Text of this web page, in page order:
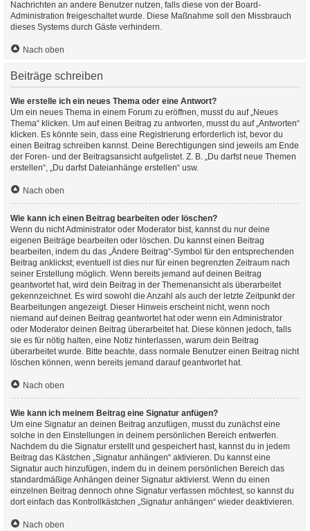
Nachrichten an andere Benutzer nutzen, falls diese von der Board-
Administration freigeschaltet wurde. Diese Maßnahme soll den Missbrauch
dieses Systems durch Gäste verhindern.
Nach oben
Beiträge schreiben
Wie erstelle ich ein neues Thema oder eine Antwort?
Um ein neues Thema in einem Forum zu eröffnen, musst du auf „Neues
Thema“ klicken. Um auf einen Beitrag zu antworten, musst du auf „Antworten“
klicken. Es könnte sein, dass eine Registrierung erforderlich ist, bevor du
einen Beitrag schreiben kannst. Deine Berechtigungen sind jeweils am Ende
der Foren- und der Beitragsansicht aufgelistet. Z. B. „Du darfst neue Themen
erstellen“, „Du darfst Dateianhänge erstellen“ usw.
Nach oben
Wie kann ich einen Beitrag bearbeiten oder löschen?
Wenn du nicht Administrator oder Moderator bist, kannst du nur deine
eigenen Beiträge bearbeiten oder löschen. Du kannst einen Beitrag
bearbeiten, indem du das „Ändere Beitrag“-Symbol für den entsprechenden
Beitrag anklickst; eventuell ist dies nur für einen begrenzten Zeitraum nach
seiner Erstellung möglich. Wenn bereits jemand auf deinen Beitrag
geantwortet hat, wird dein Beitrag in der Themenansicht als überarbeitet
gekennzeichnet. Es wird sowohl die Anzahl als auch der letzte Zeitpunkt der
Bearbeitungen angezeigt. Dieser Hinweis erscheint nicht, wenn noch
niemand auf deinen Beitrag geantwortet hat oder wenn ein Administrator
oder Moderator deinen Beitrag überarbeitet hat. Diese können jedoch, falls
sie es für nötig halten, eine Notiz hinterlassen, warum dein Beitrag
überarbeitet wurde. Bitte beachte, dass normale Benutzer einen Beitrag nicht
löschen können, wenn bereits jemand darauf geantwortet hat.
Nach oben
Wie kann ich meinem Beitrag eine Signatur anfügen?
Um eine Signatur an deinen Beitrag anzufügen, musst du zunächst eine
solche in den Einstellungen in deinem persönlichen Bereich entwerfen.
Nachdem du die Signatur erstellt und gespeichert hast, kannst du in jedem
Beitrag das Kästchen „Signatur anhängen“ aktivieren. Du kannst eine
Signatur auch hinzufügen, indem du in deinem persönlichen Bereich das
standardmäßige Anhängen deiner Signatur aktivierst. Wenn du einen
einzelnen Beitrag dennoch ohne Signatur verfassen möchtest, so kannst du
dort einfach das Kontrollkästchen „Signatur anhängen“ wieder deaktivieren.
Nach oben